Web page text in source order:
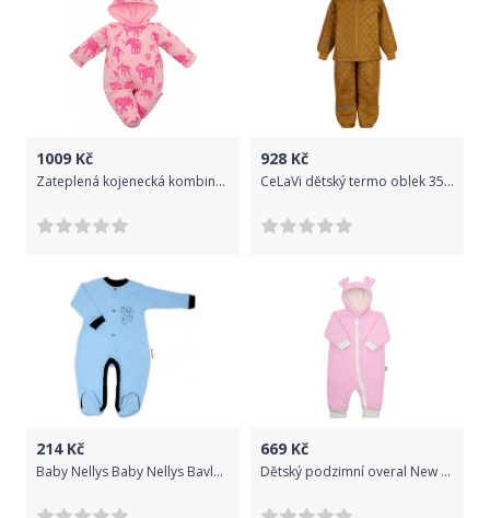
1009 Kč
Zateplená kojenecká kombinéza s kapucí Baby Service Sloni růžová, Růžová, 62 (3-6m)
928 Kč
CeLaVi dětský termo oblek 3555- 258 Velikost: 80
214Kč
Baby Nellys Baby Nellys Bavlněný overálek Baby Little Star - modrý, vel. 56
669 Kč
Dětský podzimní overal New Baby MiMi růžový, Růžová, 74 (6-9m)